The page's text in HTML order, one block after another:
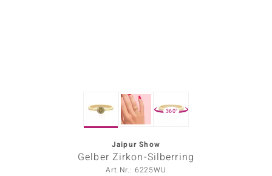
360°
Jaipur Show
Gelber Zirkon-Silberring
Art.Nr.: 6225WU